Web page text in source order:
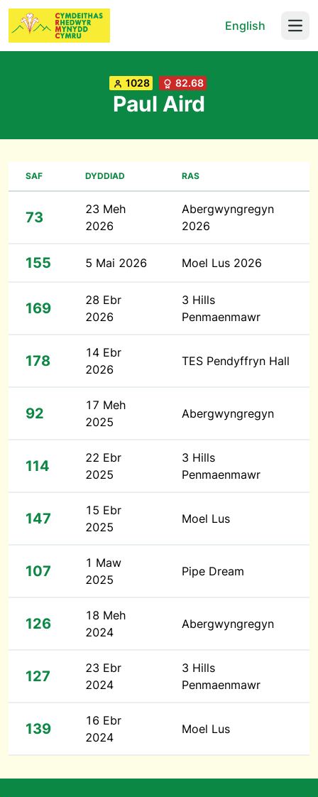
English
1028 82.68
Paul Aird
SAF DYDDIAD RAS
73
23 Meh
2026
Abergwyngregyn
2026
155 5 Mai 2026 Moel Lus 2026
169
28 Ebr
2026
3 Hills
Penmaenmawr
178
14 Ebr
2026
TES Pendyffryn Hall
92
17 Meh
2025
Abergwyngregyn
114
22 Ebr
2025
3 Hills
Penmaenmawr
147
15 Ebr
2025
Moel Lus
107
1 Maw
2025
Pipe Dream
126
18 Meh
2024
Abergwyngregyn
127
23 Ebr
2024
3 Hills
Penmaenmawr
139
16 Ebr
2024
Moel Lus